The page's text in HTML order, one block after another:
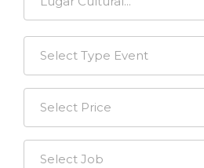
Select Type Event
Select Price
Select Job